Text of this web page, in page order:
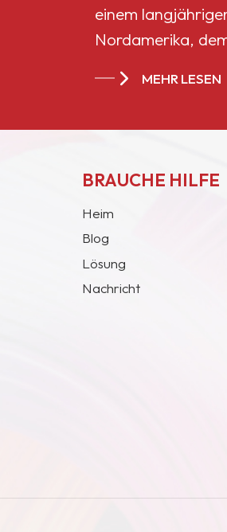
China
CAB-381-20
einem
Nordamerika,
MEHR LESEN
BRAUCHE HILFE
Heim
Blog
Lösung
Nachricht